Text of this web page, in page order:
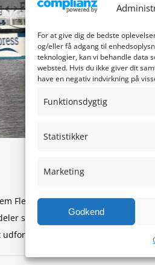
For at give dig de bedste
og/eller få adgang til
teknologier, kan vi behandle data
websted. Hvis du ikke giver dit
have en negativ indvirkning på
Funktionsdygtig
Statistikker
Marketing
Godkend
Flensborg og Sønderborg som
sin glæde over den nye rute,
den nye rute og opleve [...]